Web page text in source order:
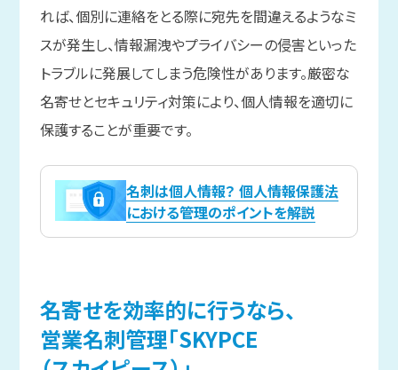
れば、個別に連絡をとる際に宛先を間違えるようなミ
スが発生し、情報漏洩やプライバシーの侵害といった
トラブルに発展してしまう危険性があります。厳密な
名寄せとセキュリティ対策により、個人情報を適切に
保護することが重要です。
名刺は個人情報？ 個人情報保護法
における管理のポイントを解説
名寄せを効率的に行うなら、
営業名刺管理「SKYPCE